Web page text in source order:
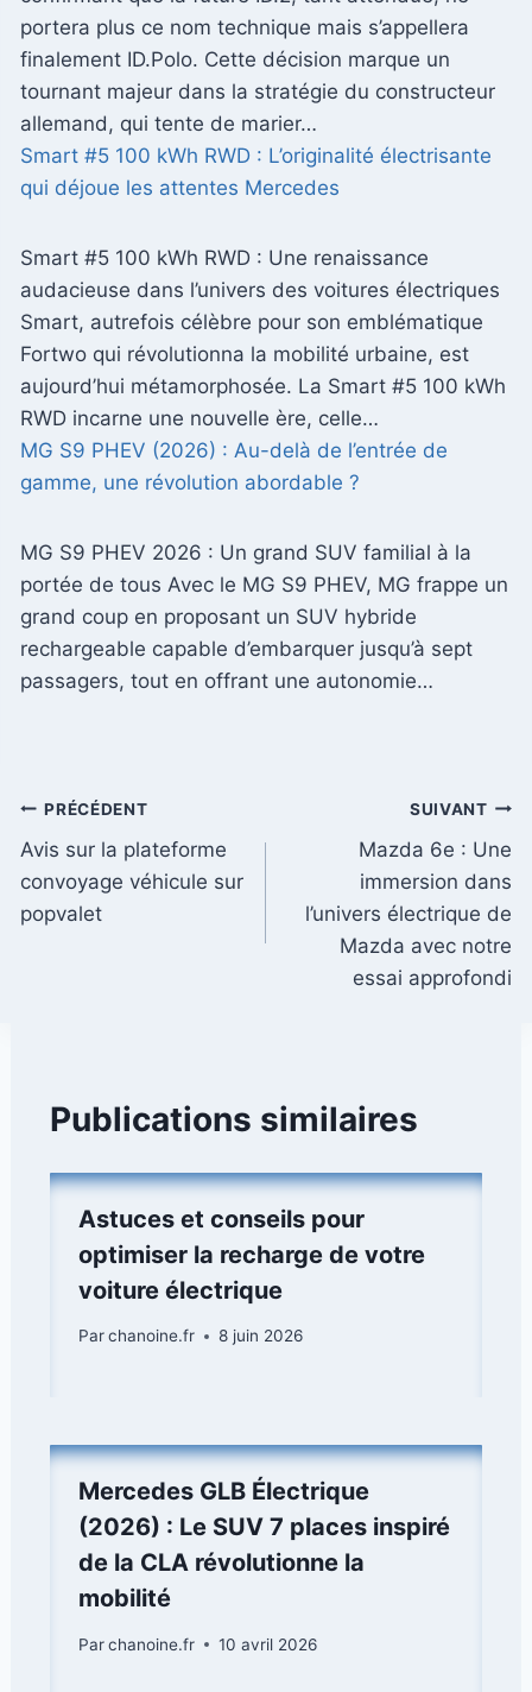
portera plus ce nom technique mais s’appellera
finalement ID.Polo. Cette décision marque un
tournant majeur dans la stratégie du constructeur
allemand, qui tente de marier…
Smart #5 100 kWh RWD : L’originalité électrisante
qui déjoue les attentes Mercedes
Smart #5 100 kWh RWD : Une renaissance
audacieuse dans l’univers des voitures électriques
Smart, autrefois célèbre pour son emblématique
Fortwo qui révolutionna la mobilité urbaine, est
aujourd’hui métamorphosée. La Smart #5 100 kWh
RWD incarne une nouvelle ère, celle…
MG S9 PHEV (2026) : Au-delà de l’entrée de
gamme, une révolution abordable ?
MG S9 PHEV 2026 : Un grand SUV familial à la
portée de tous Avec le MG S9 PHEV, MG frappe un
grand coup en proposant un SUV hybride
rechargeable capable d’embarquer jusqu’à sept
passagers, tout en offrant une autonomie…
Navigation
de
l’article
PRÉCÉDENT
Avis sur la plateforme
convoyage véhicule sur
popvalet
SUIVANT
Mazda 6e : Une
immersion dans
l’univers électrique de
Mazda avec notre
essai approfondi
Publications similaires
Astuces et conseils pour
optimiser la recharge de votre
voiture électrique
Parchanoine.fr 8 juin 2026
Mercedes GLB Électrique
(2026) : Le SUV 7 places inspiré
de la CLA révolutionne la
mobilité
Parchanoine.fr 10 avril 2026